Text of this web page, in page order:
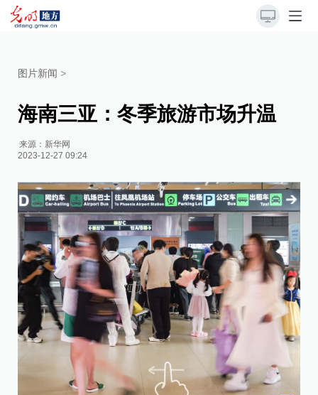
图片新闻 >
海南三亚：冬季旅游市场升温
来源： 新华网
2023-12-27 09:24